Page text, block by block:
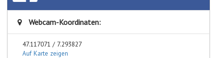
Webcam-Koordinaten:
47.117071 / 7.293827
Auf Karte zeigen